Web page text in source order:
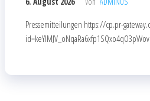
Pressemitteilungen https://cp.pr-